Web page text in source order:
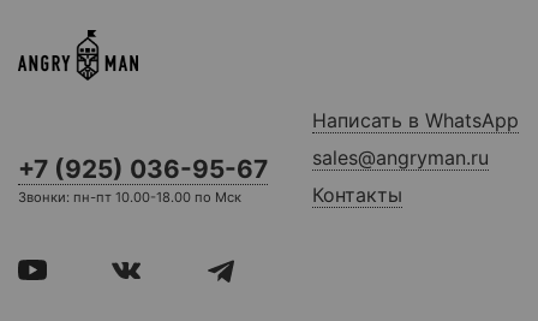
+7 (925) 036-95-67
Звонки: пн-пт 10.00-18.00 по Мск
Написать в WhatsApp
sales@angryman.ru
Контакты